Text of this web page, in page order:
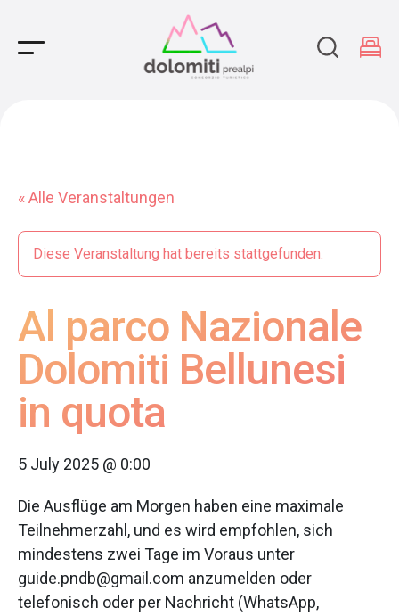
Main Navigation
« Alle Veranstaltungen
Diese Veranstaltung hat bereits stattgefunden.
Al parco Nazionale
Dolomiti Bellunesi
in quota
5 July 2025 @ 0:00
Die Ausflüge am Morgen haben eine maximale
Teilnehmerzahl, und es wird empfohlen, sich
mindestens zwei Tage im Voraus unter
guide.pndb@gmail.com anzumelden oder
telefonisch oder per Nachricht (WhatsApp,